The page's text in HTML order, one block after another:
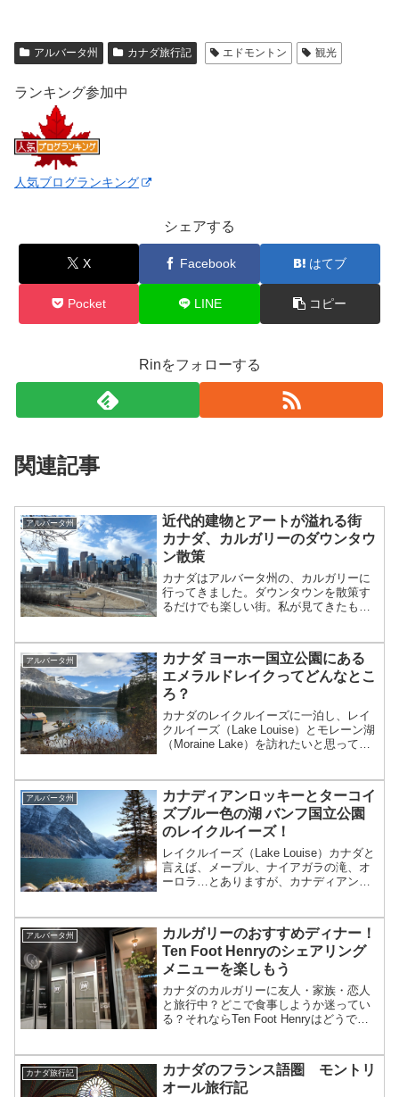
アルバータ州 カナダ旅行記 エドモントン 観光
ランキング参加中
人気ブログランキング
シェアする
X Facebook はてブ
Pocket LINE コピー
Rinをフォローする
関連記事
アルバータ州
近代的建物とアートが溢れる街
カナダ、カルガリーのダウンタウ
ン散策
カナダはアルバータ州の、カルガリーに
行ってきました。ダウンタウンを散策す
るだけでも楽しい街。私が見てきたもの
紹介しましょう。カルガリーは、アルバ
ータ州に位置する州最大の...
アルバータ州
カナダ ヨーホー国立公園にある
エメラルドレイクってどんなとこ
ろ？
カナダのレイクルイーズに一泊し、レイ
クルイーズ（Lake Louise）とモレーン湖
（Moraine Lake）を訪れたいと思ってい
から今シーズンは道路が閉鎖されると
い...
アルバータ州
カナディアンロッキーとターコイ
ズブルー色の湖 バンフ国立公園
のレイクルイーズ！
レイクルイーズ（Lake Louise）カナダと
言えば、メープル、ナイアガラの滝、オ
ーロラ…とありますが、カナディアンロ
と言えば断然バンフでしょう。そしてバ
ンフと言えば...
アルバータ州
カルガリーのおすすめディナー！
Ten Foot Henryのシェアリング
メニューを楽しもう
カナダのカルガリーに友人・家族・恋人
と旅行中？どこで食事しようか迷ってい
る？それならTen Foot Henryはどうでし
いです。なんだか久しぶりに「んまー
い」と思える...
カナダ旅行記
カナダのフランス語圏 モントリ
オール旅行記